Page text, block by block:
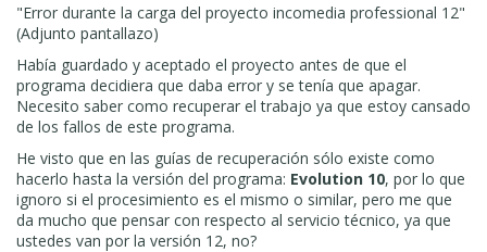
"Error durante la carga del proyecto incomedia professional 12"
(Adjunto pantallazo)
Había guardado y aceptado el proyecto antes de que el
programa decidiera que daba error y se tenía que apagar.
Necesito saber como recuperar el trabajo ya que estoy cansado
de los fallos de este programa.
He visto que en las guías de recuperación sólo existe como
hacerlo hasta la versión del programa: Evolution 10, por lo que
ignoro si el procesimiento es el mismo o similar, pero me que
da mucho que pensar con respecto al servicio técnico, ya que
ustedes van por la versión 12, no?